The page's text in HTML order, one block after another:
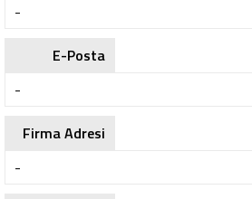
-
E-Posta
-
Firma Adresi
-